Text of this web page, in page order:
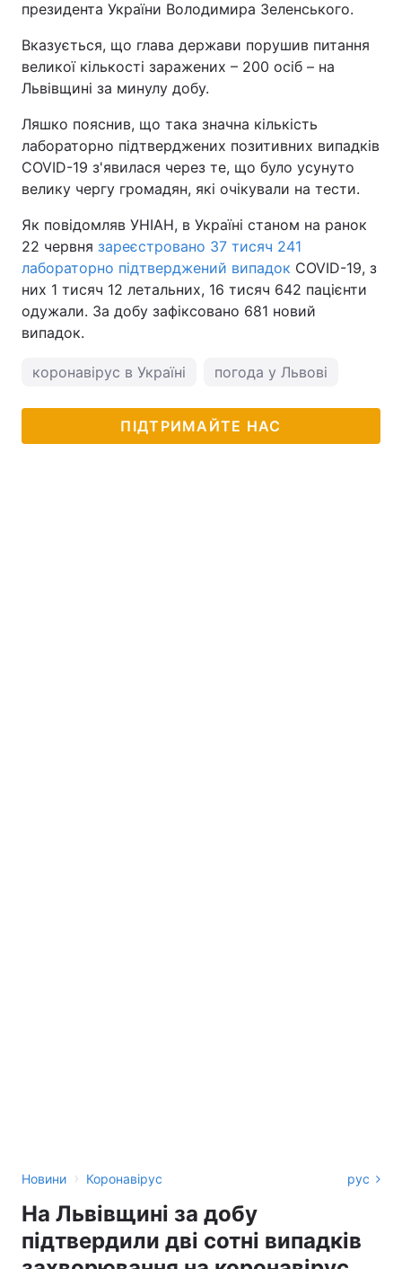
президента України Володимира Зеленського.
Вказується, що глава держави порушив питання
великої кількості заражених – 200 осіб – на
Львівщині за минулу добу.
Ляшко пояснив, що така значна кількість
лабораторно підтверджених позитивних випадків
COVID-19 з'явилася через те, що було усунуто
велику чергу громадян, які очікували на тести.
Як повідомляв УНІАН, в Україні станом на ранок
22 червня зареєстровано 37 тисяч 241
лабораторно підтверджений випадок COVID-19, з
них 1 тисяч 12 летальних, 16 тисяч 642 пацієнти
одужали. За добу зафіксовано 681 новий
випадок.
коронавірус в Україні погода у Львові
ПІДТРИМАЙТЕ НАС
Новини › Коронавірус рус
На Львівщині за добу
підтвердили дві сотні випадків